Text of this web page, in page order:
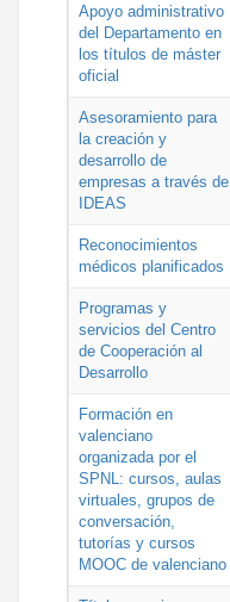
Apoyo administrativo
del Departamento en
los títulos de máster
oficial
Asesoramiento para
la creación y
desarrollo de
empresas a través de
IDEAS
Reconocimientos
médicos planificados
Programas y
servicios del Centro
de Cooperación al
Desarrollo
Formación en
valenciano
organizada por el
SPNL: cursos, aulas
virtuales, grupos de
conversación,
tutorías y cursos
MOOC de valenciano